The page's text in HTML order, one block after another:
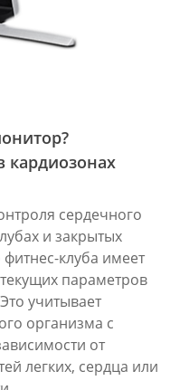
кардиозонах
сердечного
и закрытых
параметров
организма с
от
легких, сердца или